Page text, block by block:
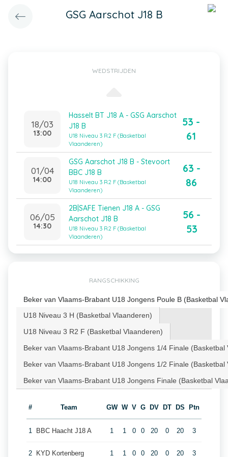
GSG Aarschot J18 B
WEDSTRIJDEN
18/03
13:00
Hasselt BT J18 A - GSG Aarschot
J18 B
U18 Niveau 3 R2 F (Basketbal
Vlaanderen)
53 -
61
01/04
14:00
GSG Aarschot J18 B - Stevoort
BBC J18 B
U18 Niveau 3 R2 F (Basketbal
Vlaanderen)
63 -
86
06/05
14:30
2B|SAFE Tienen J18 A - GSG
Aarschot J18 B
U18 Niveau 3 R2 F (Basketbal
Vlaanderen)
56 -
53
RANGSCHIKKING
Beker van Vlaams-Brabant U18 Jongens Poule B (Basketbal
U18 Niveau 3 H (Basketbal Vlaanderen)
U18 Niveau 3 R2 F (Basketbal Vlaanderen)
Beker van Vlaams-Brabant U18 Jongens 1/4 Finale (Basketbal
Beker van Vlaams-Brabant U18 Jongens 1/2 Finale (Basketbal
Beker van Vlaams-Brabant U18 Jongens Finale (Basketbal
# Team GW W V G DV DT DS Ptn
1 BBC Haacht J18 A 1 1 0 0 20 0 20 3
2 KYD Kortenberg 1 1 0 0 20 0 20 3